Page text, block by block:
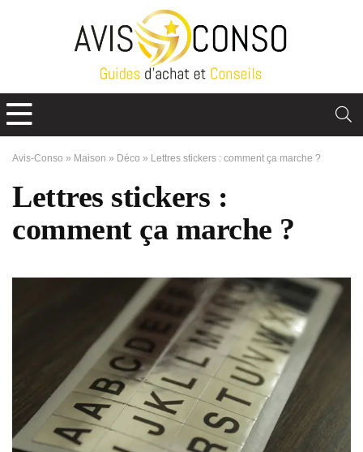
Avis-Conso » Maison » Déco » Lettres stickers : comment ça marche ?
Lettres stickers :
comment ça marche ?